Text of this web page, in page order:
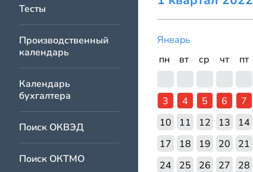
Тесты
Производственный
календарь
Календарь
бухгалтера
Поиск ОКВЭД
Поиск ОКТМО
Январь
пн
вт ср чт пт
3
4 5 6 7
10
11 12 13 14
17
18 19 20 21
24
25 26 27 28